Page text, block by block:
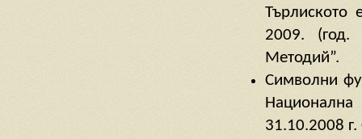
Търлиското
2009. (год.
Методий”.
Символни
31.10.2008